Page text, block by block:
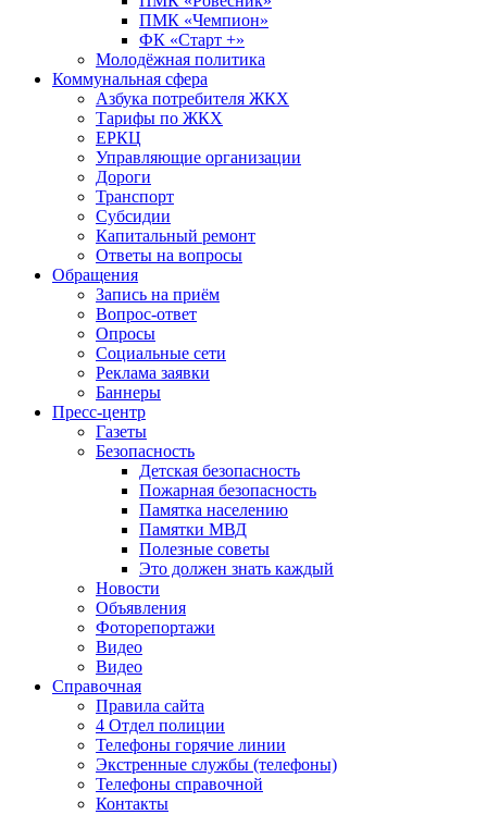
ПМК «Чемпион»
ФК «Старт +»
Молодёжная политика
Коммунальная сфера
Азбука потребителя ЖКХ
Тарифы по ЖКХ
ЕРКЦ
Управляющие организации
Дороги
Транспорт
Субсидии
Капитальный ремонт
Ответы на вопросы
Обращения
Запись на приём
Вопрос-ответ
Опросы
Социальные сети
Реклама заявки
Баннеры
Пресс-центр
Газеты
Безопасность
Детская безопасность
Пожарная безопасность
Памятка населению
Памятки МВД
Полезные советы
Это должен знать каждый
Новости
Объявления
Фоторепортажи
Видео
Видео
Справочная
Правила сайта
4 Отдел полиции
Телефоны горячие линии
Экстренные службы (телефоны)
Телефоны справочной
Контакты